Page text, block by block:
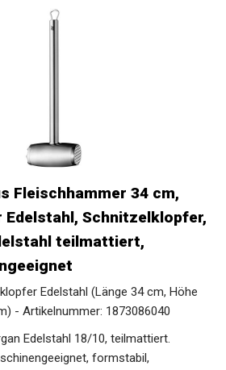
Fleischhammer 34 cm,
Schnitzelklopfer,
teilmattiert,
Edelstahl (Länge 34 cm, Höhe
- Artikelnummer: 1873086040
Edelstahl 18/10, teilmattiert.
formstabil,